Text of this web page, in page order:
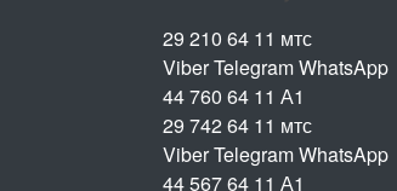
29 210 64 11 мтс
Viber Telegram WhatsApp
44 760 64 11 А1
29 742 64 11 мтс
Viber Telegram WhatsApp
44 567 64 11 А1